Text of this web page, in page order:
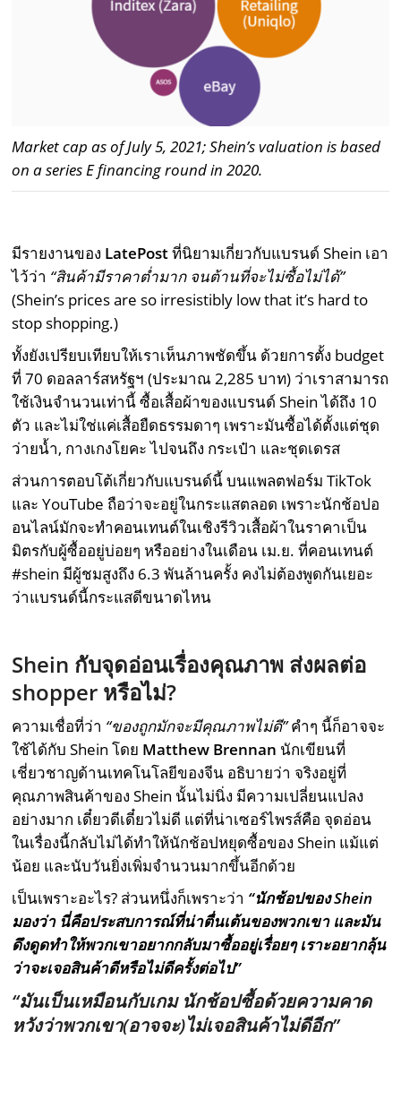
Market cap as of July 5, 2021; Shein’s valuation is based
on a series E financing round in 2020.
มีรายงานของ LatePostที่นิยามเกี่ยวกับแบรนด์ Shein เอา
ไว้ว่า “สินค้ามีราคาต่ำมาก จนต้านที่จะไม่ซื้อไม่ได้”
(Shein’s prices are so irresistibly low that it’s hard to
stop shopping.)
ทั้งยังเปรียบเทียบให้เราเห็นภาพชัดขึ้น ด้วยการตั้ง budget
ที่ 70 ดอลลาร์สหรัฐฯ (ประมาณ 2,285 บาท) ว่าเราสามารถ
ใช้เงินจำนวนเท่านี้ ซื้อเสื้อผ้าของแบรนด์ Shein ได้ถึง 10
ตัว และไม่ใช่แค่เสื้อยืดธรรมดาๆ เพราะมันซื้อได้ตั้งแต่ชุด
ว่ายน้ำ, กางเกงโยคะ ไปจนถึง กระเป๋า และชุดเดรส
ส่วนการตอบโต้เกี่ยวกับแบรนด์นี้ บนแพลตฟอร์ม TikTok
และ YouTube ถือว่าจะอยู่ในกระแสตลอด เพราะนักช้อปอ
อนไลน์มักจะทำคอนเทนต์ในเชิงรีวิวเสื้อผ้าในราคาเป็น
มิตรกับผู้ซื้ออยู่บ่อยๆ หรืออย่างในเดือน เม.ย. ที่คอนเทนต์
#shein มีผู้ชมสูงถึง 6.3 พันล้านครั้ง คงไม่ต้องพูดกันเยอะ
ว่าแบรนด์นี้กระแสดีขนาดไหน
Shein กับจุดอ่อนเรื่องคุณภาพ ส่งผลต่อ
shopper หรือไม่?
ความเชื่อที่ว่า “ของถูกมักจะมีคุณภาพไม่ดี”คำๆ นี้ก็อาจจะ
ใช้ได้กับ Shein โดย Matthew Brennan นักเขียนที่
เชี่ยวชาญด้านเทคโนโลยีของจีน อธิบายว่า จริงอยู่ที่
คุณภาพสินค้าของ Shein นั้นไม่นิ่ง มีความเปลี่ยนแปลง
อย่างมาก เดี๋ยวดีเดี๋ยวไม่ดี แต่ที่น่าเซอร์ไพรส์คือ จุดอ่อน
ในเรื่องนี้กลับไม่ได้ทำให้นักช้อปหยุดซื้อของ Shein แม้แต่
น้อย และนับวันยิ่งเพิ่มจำนวนมากขึ้นอีกด้วย
เป็นเพราะอะไร? ส่วนหนึ่งก็เพราะว่า “นักช้อปของShein
มองว่า นี่คือประสบการณ์ที่น่าตื่นเต้นของพวกเขา และมัน
ดึงดูดทำให้พวกเขาอยากกลับมาซื้ออยู่เรื่อยๆ เราะอยากลุ้น
ว่าจะเจอสินค้าดีหรือไม่ดีครั้งต่อไป”
“มันเป็นเหมือนกับเกม นักช้อปซื้อด้วยความคาด
หวังว่าพวกเขา(อาจจะ)ไม่เจอสินค้าไม่ดีอีก”